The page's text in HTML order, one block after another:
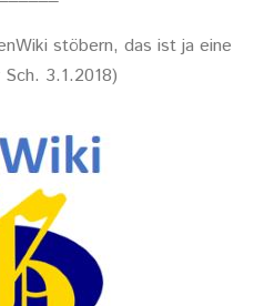
stöbern, das ist ja eine
3.1.2018)